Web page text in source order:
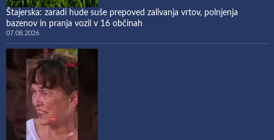
Štajerska: zaradi hude suše prepoved zalivanja vrtov, polnjenja
bazenov in pranja vozil v 16 občinah
07.08.2026